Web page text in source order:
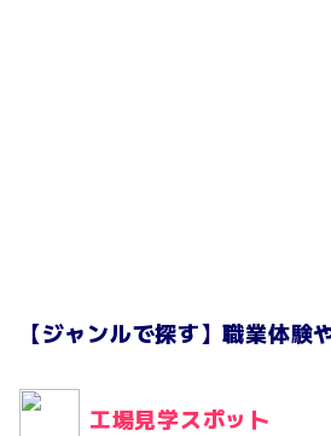
【ジャンルで探す】職業体験
工場見学スポット